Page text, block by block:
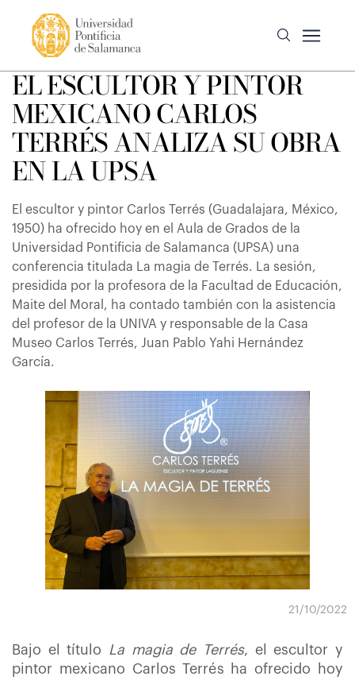
EL ESCULTOR Y PINTOR
MEXICANO CARLOS
TERRÉS ANALIZA SU OBRA
EN LA UPSA
El escultor y pintor Carlos Terrés (Guadalajara, México,
1950) ha ofrecido hoy en el Aula de Grados de la
Universidad Pontificia de Salamanca (UPSA) una
conferencia titulada La magia de Terrés. La sesión,
presidida por la profesora de la Facultad de Educación,
Maite del Moral, ha contado también con la asistencia
del profesor de la UNIVA y responsable de la Casa
Museo Carlos Terrés, Juan Pablo Yahi Hernández
García.
21/10/2022
Bajo el título La magia de Terrés, el escultor y
pintor mexicano Carlos Terrés ha ofrecido hoy